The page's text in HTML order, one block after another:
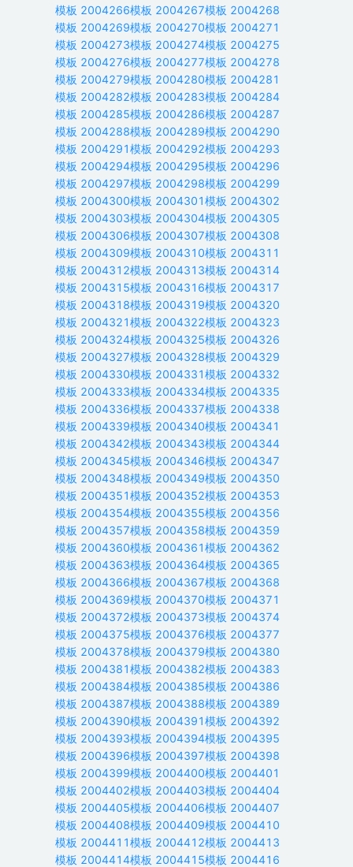
模板 2004266模板 2004267模板 2004268
模板 2004269模板 2004270模板 2004271
模板 2004273模板 2004274模板 2004275
模板 2004276模板 2004277模板 2004278
模板 2004279模板 2004280模板 2004281
模板 2004282模板 2004283模板 2004284
模板 2004285模板 2004286模板 2004287
模板 2004288模板 2004289模板 2004290
模板 2004291模板 2004292模板 2004293
模板 2004294模板 2004295模板 2004296
模板 2004297模板 2004298模板 2004299
模板 2004300模板 2004301模板 2004302
模板 2004303模板 2004304模板 2004305
模板 2004306模板 2004307模板 2004308
模板 2004309模板 2004310模板 2004311
模板 2004312模板 2004313模板 2004314
模板 2004315模板 2004316模板 2004317
模板 2004318模板 2004319模板 2004320
模板 2004321模板 2004322模板 2004323
模板 2004324模板 2004325模板 2004326
模板 2004327模板 2004328模板 2004329
模板 2004330模板 2004331模板 2004332
模板 2004333模板 2004334模板 2004335
模板 2004336模板 2004337模板 2004338
模板 2004339模板 2004340模板 2004341
模板 2004342模板 2004343模板 2004344
模板 2004345模板 2004346模板 2004347
模板 2004348模板 2004349模板 2004350
模板 2004351模板 2004352模板 2004353
模板 2004354模板 2004355模板 2004356
模板 2004357模板 2004358模板 2004359
模板 2004360模板 2004361模板 2004362
模板 2004363模板 2004364模板 2004365
模板 2004366模板 2004367模板 2004368
模板 2004369模板 2004370模板 2004371
模板 2004372模板 2004373模板 2004374
模板 2004375模板 2004376模板 2004377
模板 2004378模板 2004379模板 2004380
模板 2004381模板 2004382模板 2004383
模板 2004384模板 2004385模板 2004386
模板 2004387模板 2004388模板 2004389
模板 2004390模板 2004391模板 2004392
模板 2004393模板 2004394模板 2004395
模板 2004396模板 2004397模板 2004398
模板 2004399模板 2004400模板 2004401
模板 2004402模板 2004403模板 2004404
模板 2004405模板 2004406模板 2004407
模板 2004408模板 2004409模板 2004410
模板 2004411模板 2004412模板 2004413
模板 2004414模板 2004415模板 2004416